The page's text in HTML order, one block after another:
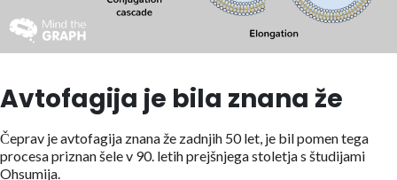
Avtofagija je bila znana že
Čeprav je avtofagija znana že zadnjih 50 let, je bil pomen tega
procesa priznan šele v 90. letih prejšnjega stoletja s študijami
Ohsumija.